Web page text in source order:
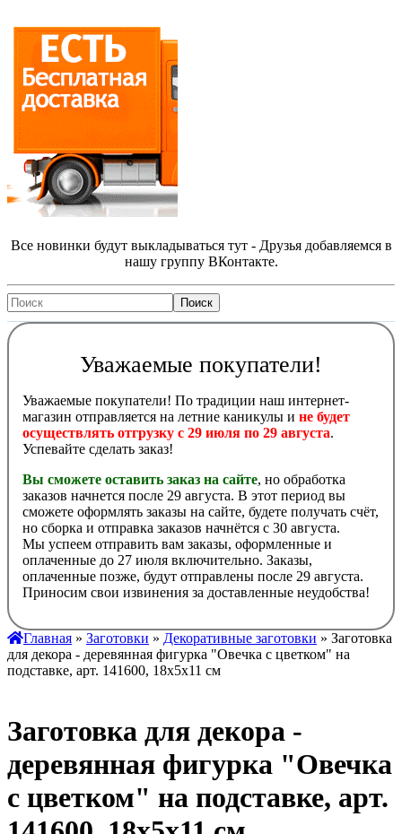
Все новинки будут выкладываться тут - Друзья добавляемся в
нашу группу ВКонтакте.
Уважаемые покупатели!
Уважаемые покупатели! По традиции наш интернет-
магазин отправляется на летние каникулы и не будет
осуществлять отгрузку с 29 июля по 29 августа.
Успевайте сделать заказ!
Вы сможете оставить заказ на сайте, но обработка
заказов начнется после 29 августа. В этот период вы
сможете оформлять заказы на сайте, будете получать счёт,
но сборка и отправка заказов начнётся с 30 августа.
Мы успеем отправить вам заказы, оформленные и
оплаченные до 27 июля включительно. Заказы,
оплаченные позже, будут отправлены после 29 августа.
Приносим свои извинения за доставленные неудобства!
Главная » Заготовки » Декоративные заготовки » Заготовка
для декора - деревянная фигурка "Овечка с цветком" на
подставке, арт. 141600, 18х5х11 см
Заготовка для декора -
деревянная фигурка "Овечка
с цветком" на подставке, арт.